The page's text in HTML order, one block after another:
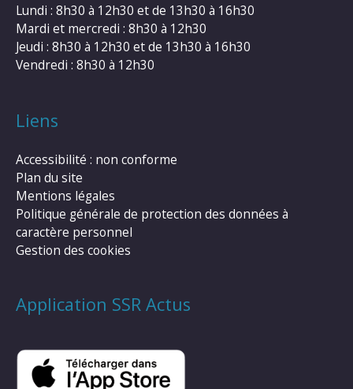
Lundi : 8h30 à 12h30 et de 13h30 à 16h30
Mardi et mercredi : 8h30 à 12h30
Jeudi : 8h30 à 12h30 et de 13h30 à 16h30
Vendredi : 8h30 à 12h30
Liens
Accessibilité : non conforme
Plan du site
Mentions légales
Politique générale de protection des données à
caractère personnel
Gestion des cookies
Application SSR Actus